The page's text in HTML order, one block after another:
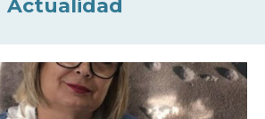
Actualidad